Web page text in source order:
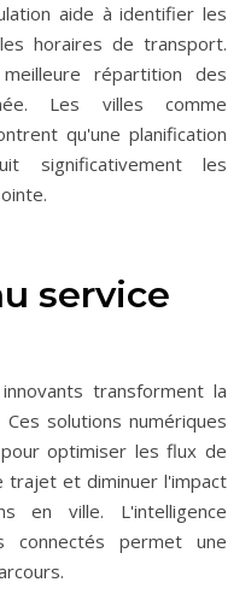
aide à identifier les
horaires de transport.
répartition des
Les villes comme
qu'une planification
significativement les
service
transforment la
solutions numériques
optimiser les flux de
et diminuer l'impact
en ville. L'intelligence
connectés permet une